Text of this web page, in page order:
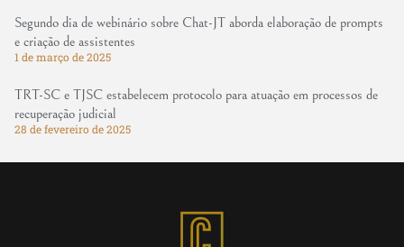
Segundo dia de webinário sobre Chat-JT aborda elaboração de prompts
e criação de assistentes
1 de março de 2025
TRT-SC e TJSC estabelecem protocolo para atuação em processos de
recuperação judicial
28 de fevereiro de 2025